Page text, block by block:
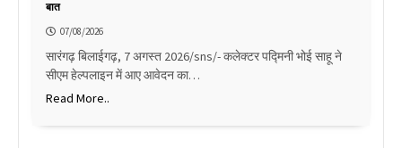
बात
07/08/2026
सारंगढ़ बिलाईगढ़, 7 अगस्त 2026/sns/- कलेक्टर पद्मिनी भोई साहू ने
सीएम हेल्पलाइन में आए आवेदन का…
Read More..